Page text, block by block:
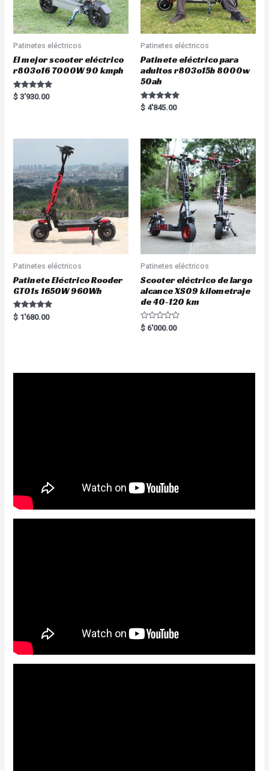
Patinetes eléctricos
El mejor scooter eléctrico
r803o16 7000W 90 kmph
Rated
5.00
$ 3'930.00
Patinetes eléctricos
Patinete eléctrico para
adultos r803o15b 8000w
50ah
Rated
5.00
$ 4'845.00
Patinetes eléctricos
Patinete Eléctrico Rooder
GT01s 1650W 960Wh
Rated
5.00
$ 1'680.00
Patinetes eléctricos
Scooter eléctrico de largo
alcance XS09 kilometraje
de 40-120 km
R
a
$ 6'000.00